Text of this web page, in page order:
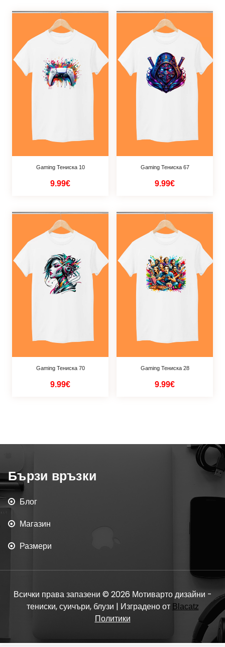
Gaming Тениска 10
9.99€
Gaming Тениска 67
9.99€
Gaming Тениска 70
9.99€
Gaming Тениска 28
9.99€
Бързи връзки
Блог
Магазин
Размери
Всички права запазени © 2026 Мотиварто дизайни -
тениски, суичъри, блузи | Изградено от Blacatz
Политики